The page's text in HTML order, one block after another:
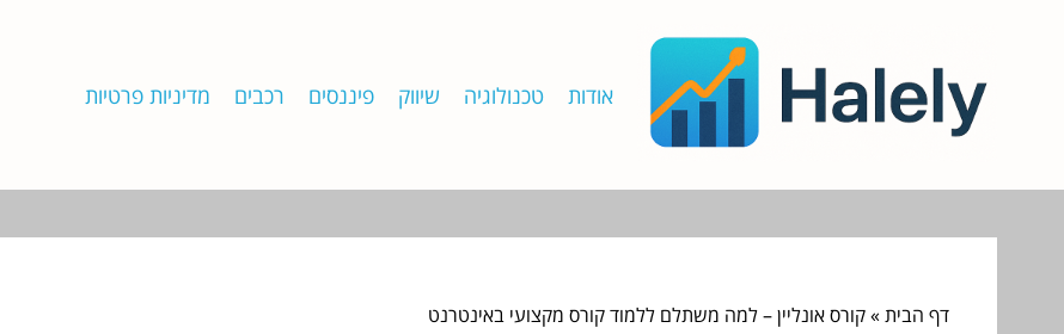
אודות טכנולוגיה שיווק פיננסים רכבים מדיניות פרטיות
דף הבית»קורס אונליין – למה משתלם ללמוד קורס מקצועי באינטרנט